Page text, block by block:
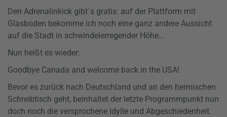
Den Adrenalinkick gibt´s gratis: auf der Plattform mit
Glasboden bekomme ich noch eine ganz andere Aussicht
auf die Stadt in schwindelerregender Höhe...
Nun heißt es wieder:
Goodbye Canada and welcome back in the USA!
Bevor es zurück nach Deutschland und an den heimischen
Schreibtisch geht, beinhaltet der letzte Programmpunkt nun
doch noch die versprochene Idylle und Abgeschiedenheit.